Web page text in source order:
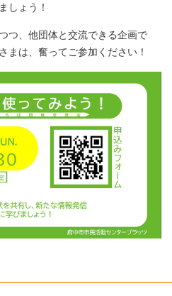
しょう！
つ、他団体と交流できる企画で
まは、奮ってご参加ください！